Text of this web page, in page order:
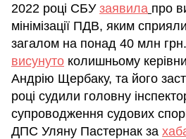
2022 році СБУ заявила про
мінімізації ПДВ, яким
загалом на понад 40 млн
висунуто колишньому
Андрію Щербаку, та його
році судили головну
супроводження судових
ДПС Уляну Пастернак за